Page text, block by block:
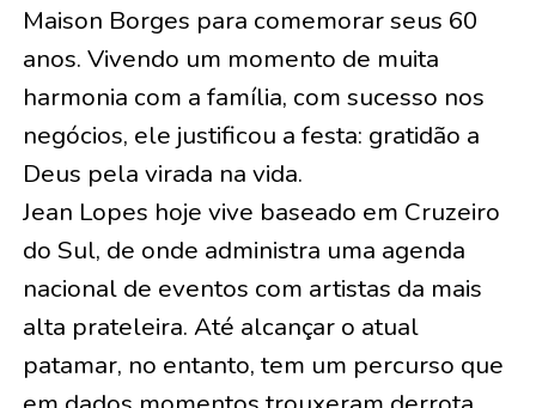
Maison Borges para comemorar seus 60
anos. Vivendo um momento de muita
harmonia com a família, com sucesso nos
negócios, ele justificou a festa: gratidão a
Deus pela virada na vida.
Jean Lopes hoje vive baseado em Cruzeiro
do Sul, de onde administra uma agenda
nacional de eventos com artistas da mais
alta prateleira. Até alcançar o atual
patamar, no entanto, tem um percurso que